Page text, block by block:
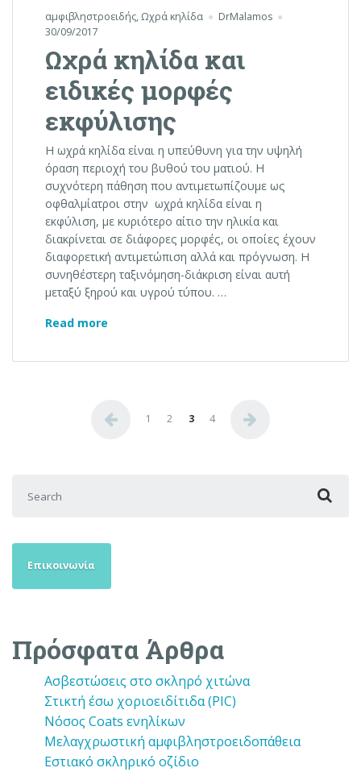
αμφιβληστροειδής,Ωχρά κηλίδα
DrMalamos
30/09/2017
Ωχρά κηλίδα και
ειδικές μορφές
εκφύλισης
Η ωχρά κηλίδα είναι η υπεύθυνη για την υψηλή
όραση περιοχή του βυθού του ματιού. Η
συχνότερη πάθηση που αντιμετωπίζουμε ως
οφθαλμίατροι στην ωχρά κηλίδα είναι η
εκφύλιση, με κυριότερο αίτιο την ηλικία και
διακρίνεται σε διάφορες μορφές, οι οποίες έχουν
διαφορετική αντιμετώπιση αλλά και πρόγνωση. Η
συνηθέστερη ταξινόμηση-διάκριση είναι αυτή
μεταξύ ξηρού και υγρού τύπου. …
Read more
Σελιδοποίηση άρθρων
1 2 3 4
Επικοινωνία
Πρόσφατα Άρθρα
Ασβεστώσεις στο σκληρό χιτώνα
Στικτή έσω χοριοειδίτιδα (PIC)
Νόσος Coats ενηλίκων
Μελαγχρωστική αμφιβληστροειδοπάθεια
Εστιακό σκληρικό οζίδιο